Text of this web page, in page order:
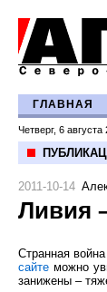
ГЛАВНАЯ
Четверг, 6 августа
2011-10-14
Ливия
Странная
сайте можно
занижены –